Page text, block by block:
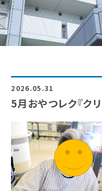
2026.05.31
5月おやつレク『ク